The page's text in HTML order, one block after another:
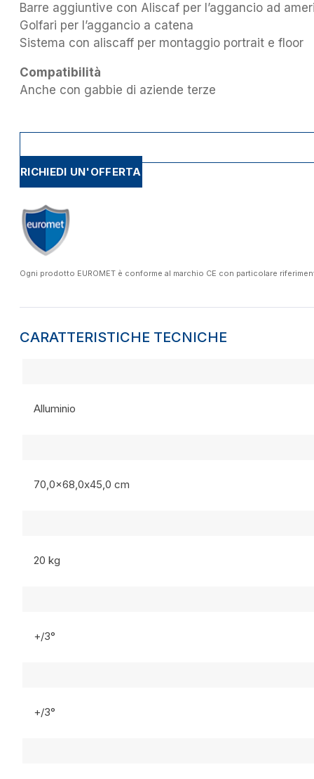
Barre aggiuntive con Aliscaf per l’aggancio ad
Golfari per l’aggancio a catena
Sistema con aliscaff per montaggio portrait e floor
Compatibilità
Anche con gabbie di aziende terze
RICHIEDI UN'OFFERTA
Ogni prodotto EUROMET è conforme al marchio CE con particolare
CARATTERISTICHE TECNICHE
Alluminio
70,0×68,0x45,0 cm
20 kg
+/3°
+/3°